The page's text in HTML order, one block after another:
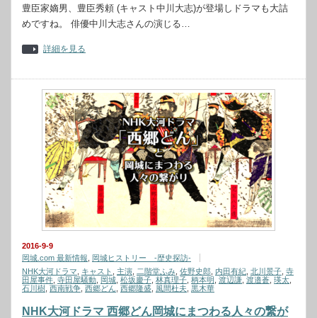
豊臣家嫡男、豊臣秀頼 (キャスト中川大志)が登場しドラマも大詰
めですね。 俳優中川大志さんの演じる…
詳細を見る
2016-9-9
岡城.com 最新情報
岡城ヒストリー -歴史探訪-
NHK大河ドラマ
キャスト 主演 二階堂ふみ 佐野史郎 内田有紀 北川景子 寺
田屋事件 寺田屋騒動 岡城 松坂慶子 林真理子 柄本明 渡辺謙 渡邉蒼 瑛太
石川樹 西南戦争 西郷どん 西郷隆盛 風間杜夫 黒木華
NHK大河ドラマ 西郷どん岡城にまつわる人々の繋が